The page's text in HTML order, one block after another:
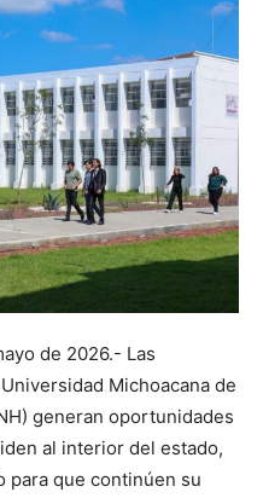
de 2026.- Las
Michoacana de
generan oportunidades
al interior del estado,
para que continúen su